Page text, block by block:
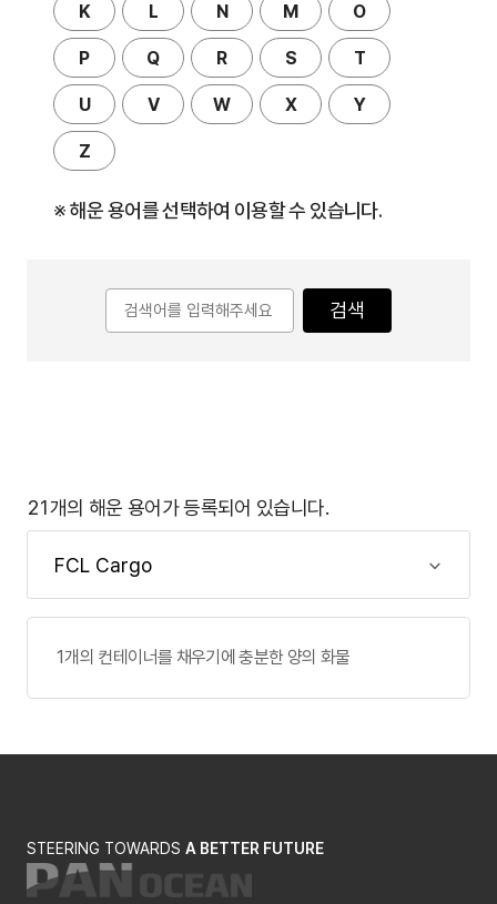
K L N M O
P Q R S T
U V W X Y
Z
※ 해운 용어를 선택하여 이용할 수 있습니다.
검색
21개의 해운 용어가 등록되어 있습니다.
1개의 컨테이너를 채우기에 충분한 양의 화물
STEERING TOWARDS A BETTER FUTURE